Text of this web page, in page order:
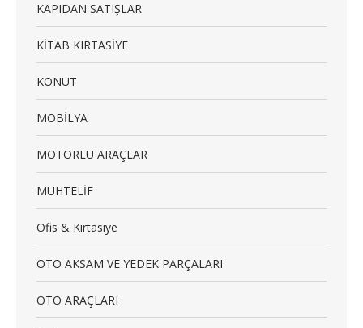
KAPIDAN SATIŞLAR
KİTAB KIRTASİYE
KONUT
MOBİLYA
MOTORLU ARAÇLAR
MUHTELİF
Ofis & Kırtasiye
OTO AKSAM VE YEDEK PARÇALARI
OTO ARAÇLARI